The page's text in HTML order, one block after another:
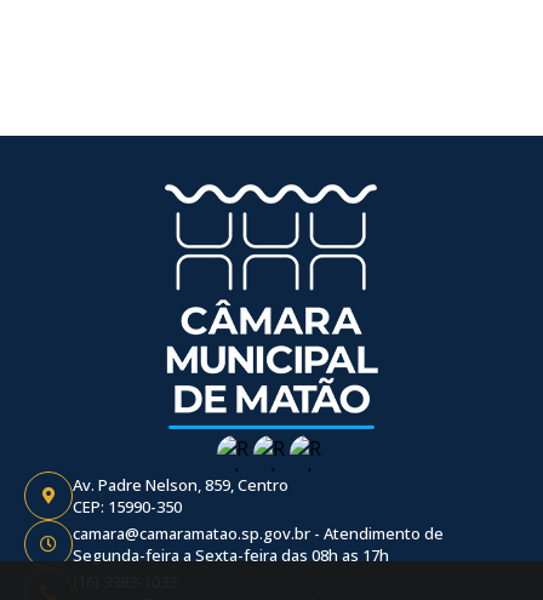
Av. Padre Nelson, 859, Centro
CEP: 15990-350
camara@camaramatao.sp.gov.br - Atendimento de
Segunda-feira a Sexta-feira das 08h as 17h